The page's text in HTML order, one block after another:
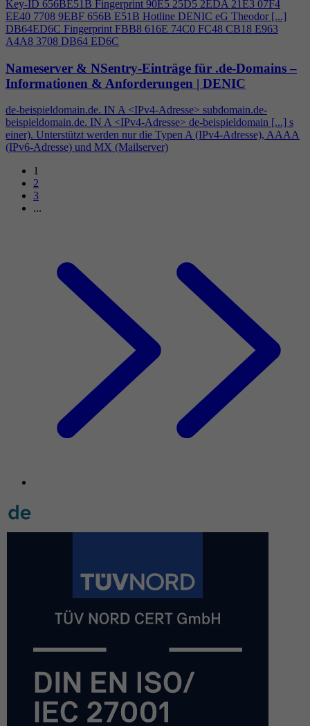
Key-ID 656BE51B Fingerprint 90E5 25D5 2EDA 21E3 07F4
EE40 7708 9EBF 656B E51B Hotline DENIC eG Theodor [...]
DB64ED6C Fingerprint FBB8 616E 74C0 FC48 CB18 E963
A4A8 3708 DB64 ED6C
Nameserver & NSentry-Einträge für .de-Domains –
Informationen & Anforderungen | DENIC
de-beispieldomain.de. IN A <IPv4-Adresse> subdomain.de-
beispieldomain.de. IN A <IPv4-Adresse> de-beispieldomain [...] s
einer). Unterstützt werden nur die Typen A (IPv4-Adresse), AAAA
(IPv6-Adresse) und MX (Mailserver)
1
2
3
...